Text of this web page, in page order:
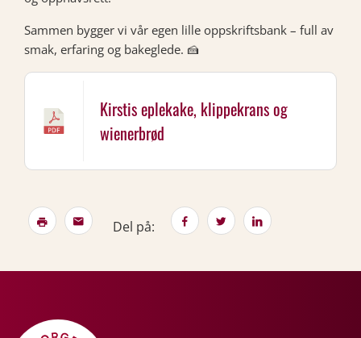
Sammen bygger vi vår egen lille oppskriftsbank – full av
smak, erfaring og bakeglede. 🍰
Kirstis eplekake, klippekrans og
wienerbrød
Del på: